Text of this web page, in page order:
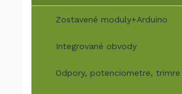
Zostavené moduly+Arduino
Integrované obvody
Odpory, potenciometre, trimre